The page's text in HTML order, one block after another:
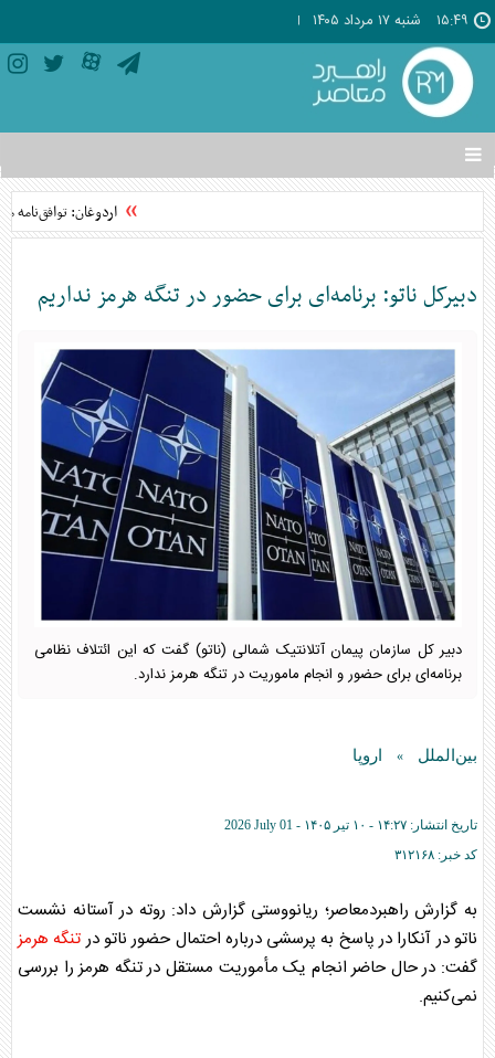
۱۵:۴۹ شنبه ۱۷ مرداد ۱۴۰۵
تغییر
وضعیت
منوی
ها
اردوغان:
دبیرکل ناتو: برنامه‌ای برای حضور در تنگه هرمز نداریم
دبیر کل سازمان پیمان آتلانتیک شمالی (ناتو) گفت که این ائتلاف نظامی
برنامه‌ای برای حضور و انجام ماموریت در تنگه هرمز ندارد.
بین‌الملل » اروپا
تاریخ انتشار: ۱۴:۲۷ - ۱۰ تير ۱۴۰۵ -
2026 July 01
کد خبر: ۳۱۲۱۶۸
به گزارش راهبردمعاصر؛ ریانووستی گزارش داد: روته در آستانه نشست
ناتو در آنکارا در پاسخ به پرسشی درباره احتمال حضور ناتو درتنگه هرمز
گفت: در حال حاضر انجام یک مأموریت مستقل درتنگه هرمزرا بررسی
نمی‌کنیم.